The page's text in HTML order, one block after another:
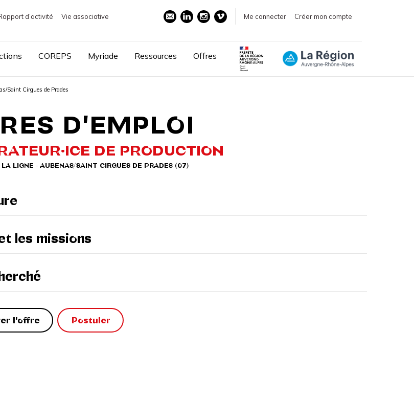
d’activité
Vie associative
Me connecter Créer mon compte
COREPS Myriade Ressources Offres
Saint Cirgues de Prades
D'EMPLOI
DE PRODUCTION
LIGNE - AUBENAS/SAINT CIRGUES DE PRADES (07)
les missions
l'offre Postuler